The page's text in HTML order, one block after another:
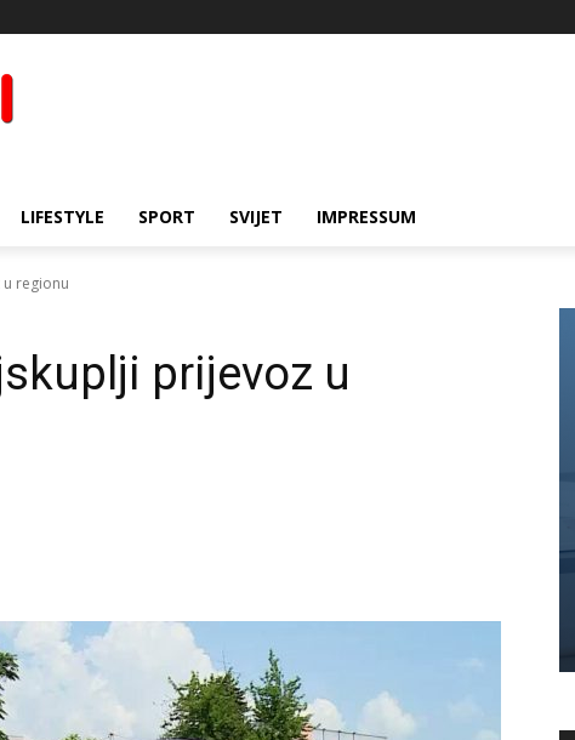
LIFESTYLE SPORT SVIJET IMPRESSUM
regionu
prijevoz u